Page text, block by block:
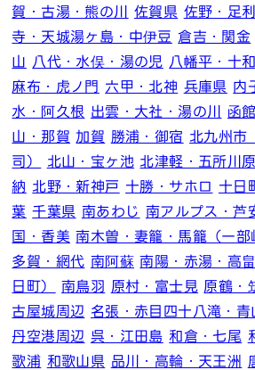
賀・古湯・熊の川
佐賀県 佐野・足利
寺・天城湯ヶ島・中伊豆 倉吉・関金
山 八代・水俣・湯の児 八幡平・十
麻布・虎ノ門 六甲・北神 兵庫県 内
水・阿久根 出雲・大社・湯の川 函
山・那賀 加賀 勝浦・御宿 北九州市
司）
北山・宝ヶ池 北津軽・五所川原
納 北野・新神戸 十勝・サホロ 十日
葉 千葉県 南あわじ 南アルプス・芦
国・香美 南木曽・妻籠・馬籠（一部
多賀・網代 南阿蘇 南陽・赤湯・高畠
日町）
南鳥羽 原村・富士見 原鶴・
古屋城周辺 名張・赤目四十八滝・青
丹空港周辺 呉・江田島 和倉・七尾
歌浦 和歌山県 品川・高輪・天王洲